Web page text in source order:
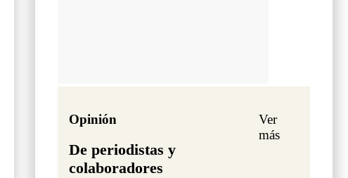
Opinión
De periodistas y
colaboradores
Ver
más